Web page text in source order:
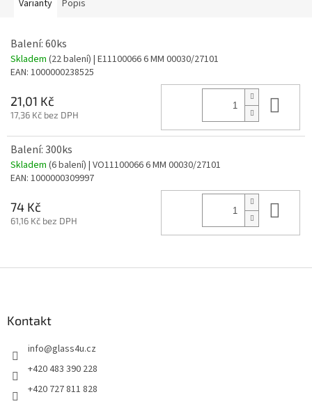
Varianty Popis
Balení: 60ks
Skladem (22 balení) | E11100066 6 MM 00030/27101
EAN: 1000000238525
21,01 Kč
17,36 Kč bez DPH
Balení: 300ks
Skladem (6 balení) | VO11100066 6 MM 00030/27101
EAN: 1000000309997
74 Kč
61,16 Kč bez DPH
Kontakt
info@glass4u.cz
+420 483 390 228
+420 727 811 828